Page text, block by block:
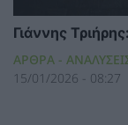
Γιάννης
ΑΡΘΡΑ -
15/01/2026 - 08:27